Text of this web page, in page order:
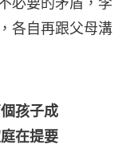
各自再跟父母溝
孩子成
在提要